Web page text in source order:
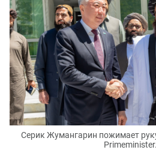
Серик Жумангарин пожимает